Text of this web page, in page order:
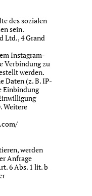
des sozialen
sein.
Ltd., 4 Grand
Instagram-
Verbindung zu
werden.
Daten (z. B. IP-
Einbindung
Weitere
werden
Anfrage
6 Abs. 1 lit. b